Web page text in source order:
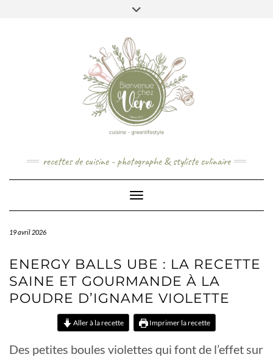
recettes de cuisine - photographe & styliste culinaire
Toggle Navigation
19 avril 2026
ENERGY BALLS UBE : LA RECETTE
SAINE ET GOURMANDE À LA
POUDRE D’IGNAME VIOLETTE
Aller à la recette Imprimer la recette
Des petites boules violettes qui font de l’effet sur